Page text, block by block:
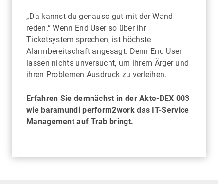
„Da kannst du genauso gut mit der Wand
reden.“ Wenn End User so über ihr
Ticketsystem sprechen, ist höchste
Alarmbereitschaft angesagt. Denn End User
lassen nichts unversucht, um ihrem Ärger und
ihren Problemen Ausdruck zu verleihen.
Erfahren Sie demnächst in der Akte-DEX 003
wie baramundi perform2work das IT-Service
Management auf Trab bringt.